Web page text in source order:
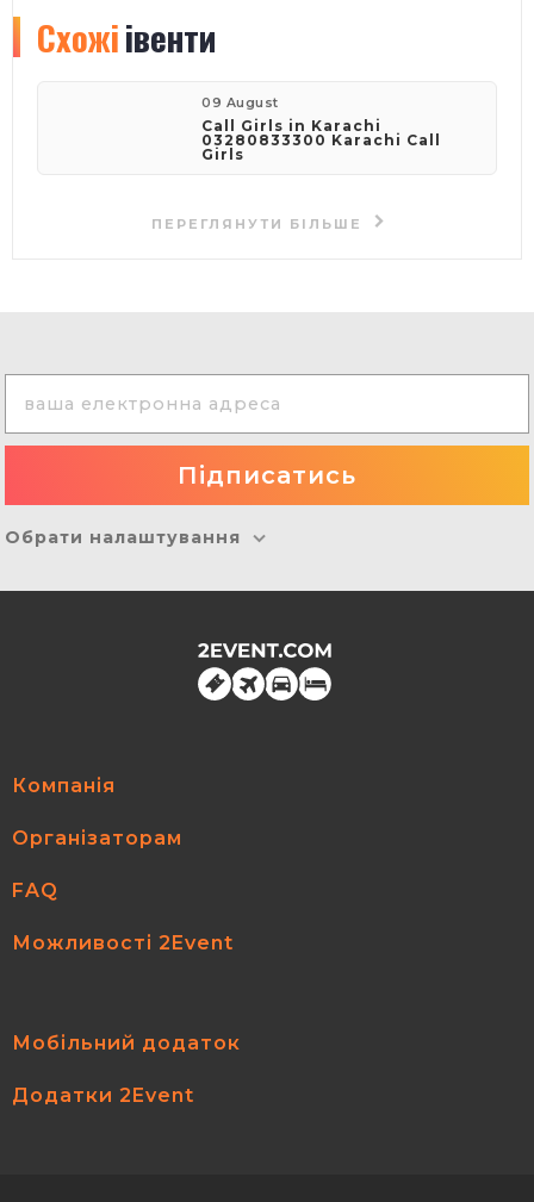
Схожіівенти
09 August
Call Girls in Karachi
03280833300 Karachi Call
Girls
ПЕРЕГЛЯНУТИ БІЛЬШЕ
Обрати налаштування
Компанія
Організаторам
FAQ
Можливості 2Event
Мобільний додаток
Додатки 2Event